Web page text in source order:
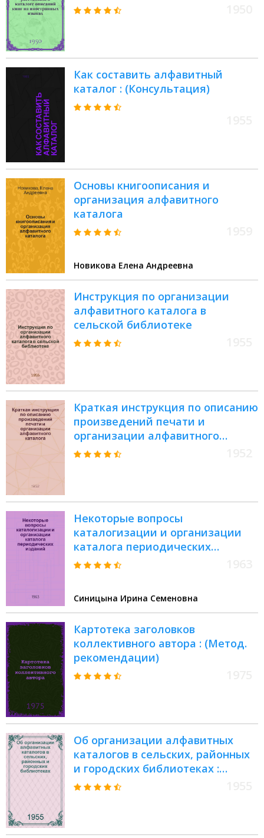
Как составить алфавитный
каталог : (Консультация)
Основы книгоописания и
организация алфавитного
каталога
Новикова Елена Андреевна
Инструкция по организации
алфавитного каталога в
сельской библиотеке
Краткая инструкция по описанию
произведений печати и
организации алфавитного
каталога : Для заоч. семинара по
Некоторые вопросы
каталогизации и организации
каталога периодических
изданий : (Метод. пособие)
Синицына Ирина Семеновна
Картотека заголовков
коллективного автора : (Метод.
рекомендации)
Об организации алфавитных
каталогов в сельских, районных
и городских библиотеках :
(Инструктивно-метод. указания)